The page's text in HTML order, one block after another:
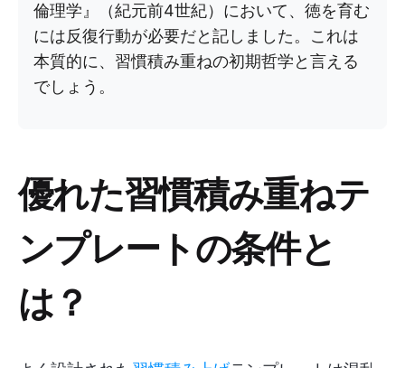
倫理学』（紀元前4世紀）において、徳を育む
には反復行動が必要だと記しました。これは
本質的に、習慣積み重ねの初期哲学と言える
でしょう。
優れた習慣積み重ねテ
ンプレートの条件と
は？